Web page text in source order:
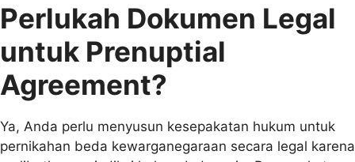
Perlukah Dokumen Legal
untuk Prenuptial
Agreement?
Ya, Anda perlu menyusun kesepakatan hukum untuk
pernikahan beda kewarganegaraan secara legal karena